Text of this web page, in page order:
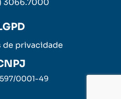
3066.7000
de privacidade
0001-49